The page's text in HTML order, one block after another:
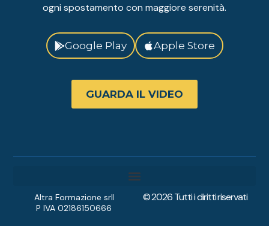
ogni spostamento con maggiore serenità.
Google Play Apple Store
GUARDA IL VIDEO
Altra Formazione srl
P IVA 02186150666
© 2026 Tutti i diritti riservati